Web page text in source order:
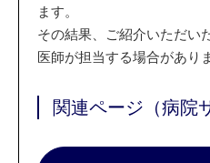
ます。
その結果、ご紹介いただい
医師が担当する場合があり
関連ページ（病院